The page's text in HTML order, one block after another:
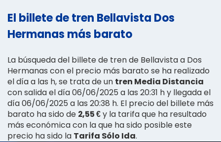
El billete de tren Bellavista Dos
Hermanas más barato
La búsqueda del billete de tren de Bellavista a Dos
Hermanas con el precio más barato se ha realizado
el día a las h, se trata de un tren Media Distancia
con salida el día 06/06/2025 a las 20:31 h y llegada el
día 06/06/2025 a las 20:38 h. El precio del billete más
barato ha sido de 2,55 €y la tarifa que ha resultado
más económica con la que ha sido posible este
precio ha sido la Tarifa Sólo Ida.